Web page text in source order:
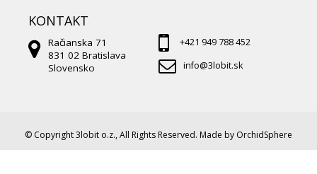
KONTAKT
Račianska 71
831 02 Bratislava
Slovensko
+421 949 788 452
info@3lobit.sk
© Copyright 3lobit o.z., All Rights Reserved. Made by OrchidSphere